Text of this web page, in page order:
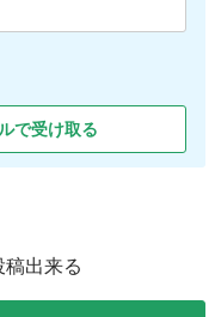
で受け取る
出来る